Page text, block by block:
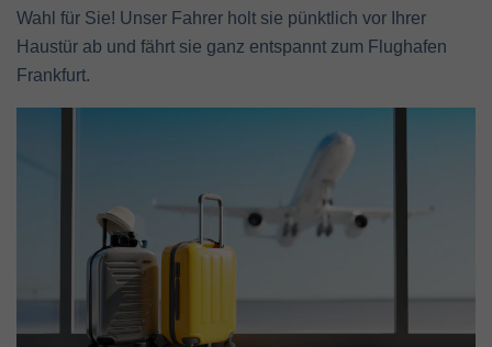
Wahl für Sie! Unser Fahrer holt sie pünktlich vor Ihrer
Haustür ab und fährt sie ganz entspannt zum Flughafen
Frankfurt.